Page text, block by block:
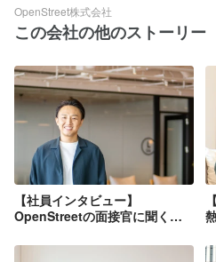
OpenStreet株式会社
この会社の他のストーリー
【社員インタビュー】
OpenStreetの面接官に聞く！
事にしていることとは？